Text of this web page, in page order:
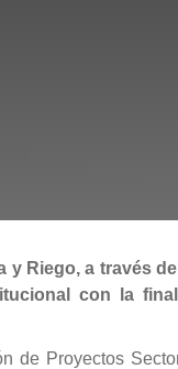
y Riego, a través
con la
de Proyectos